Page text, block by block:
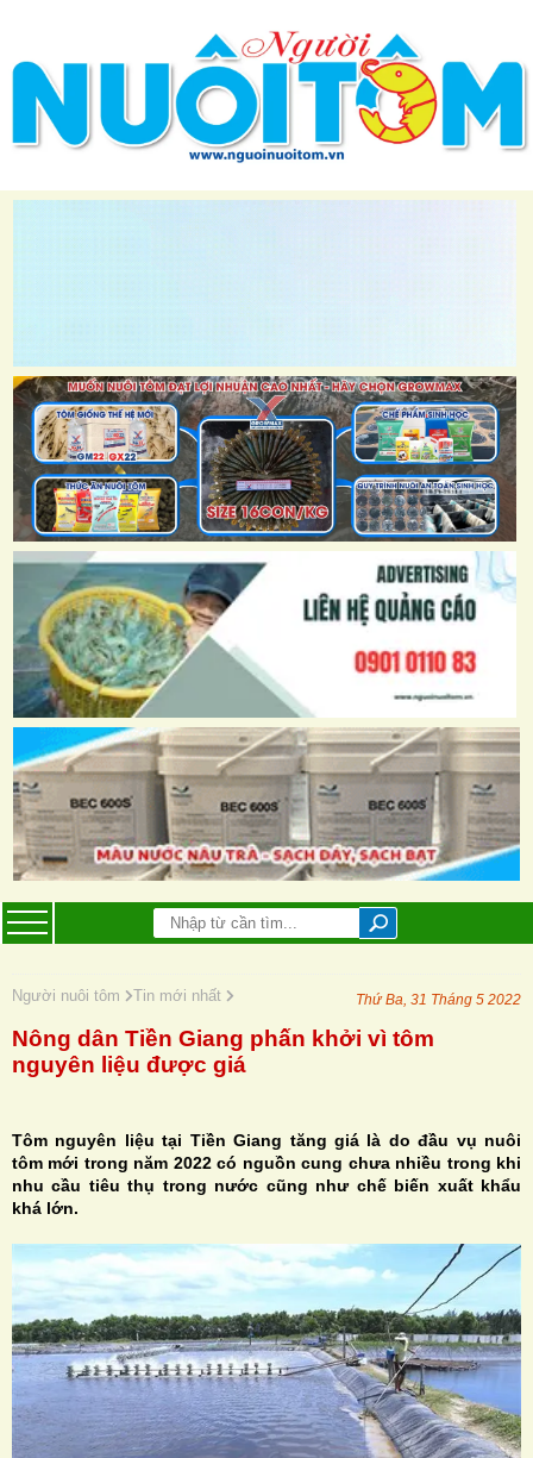
Người nuôi tôm Tin mới nhất Thứ Ba, 31 Tháng 5 2022
Nông dân Tiền Giang phấn khởi vì tôm
nguyên liệu được giá
Tôm nguyên liệu tại Tiền Giang tăng giá là do đầu vụ nuôi
tôm mới trong năm 2022 có nguồn cung chưa nhiều trong khi
nhu cầu tiêu thụ trong nước cũng như chế biến xuất khẩu
khá lớn.